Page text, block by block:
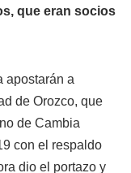
que eran socios
apostarán a
de Orozco, que
de Cambia
con el respaldo
dio el portazo y